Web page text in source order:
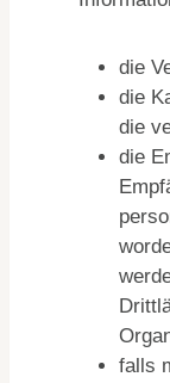
die
die
die
die
falls